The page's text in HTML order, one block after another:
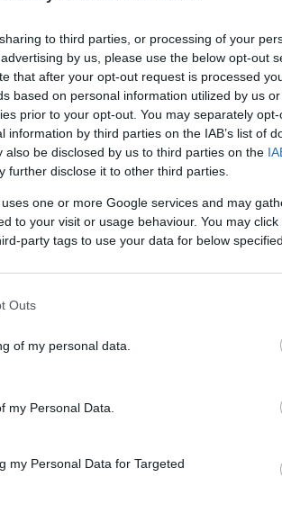
to third parties, or processing of your
by us, please use the below opt-out
that after your opt-out request is processed
based on personal information utilized by us
prior to your opt-out. You may separately
by third parties on the IAB’s list of
be disclosed by us to third parties on the
further disclose it to other third parties.
one or more Google services and may
to your visit or usage behaviour. You may
party tags to use your data for below
Outs
of my personal data.
my Personal Data.
my Personal Data for Targeted
για τις
και πλέον ξεκινά η
αποτελεσμάτων.
και 84 δήμους της
συνδυασμός δεν
του 43%.
- Θράκης, Βορείου
Νήσων και
νέες διοικήσεις
δηλαδή
καθώς σήμερα οι
σταυρών προτίμησης.